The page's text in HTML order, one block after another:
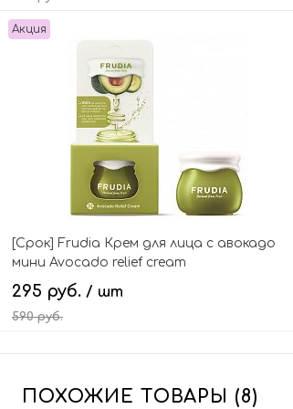
В корзину
Акция
[Срок] Frudia Крем для лица с авокадо
мини Avocado relief cream
295 руб. / шт
590 руб.
ПОХОЖИЕ ТОВАРЫ (8)